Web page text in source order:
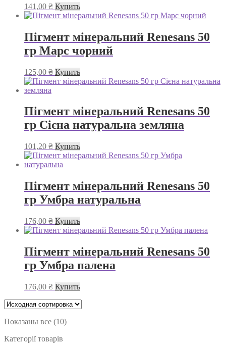
141,00 ₴ Купить
Пігмент мінеральний Renesans 50
гр Марс чорний
125,00 ₴ Купить
Пігмент мінеральний Renesans 50
гр Сієна натуральна земляна
101,20 ₴ Купить
Пігмент мінеральний Renesans 50
гр Умбра натуральна
176,00 ₴ Купить
Пігмент мінеральний Renesans 50
гр Умбра палена
176,00 ₴ Купить
Показаны все (10)
Категорії товарів